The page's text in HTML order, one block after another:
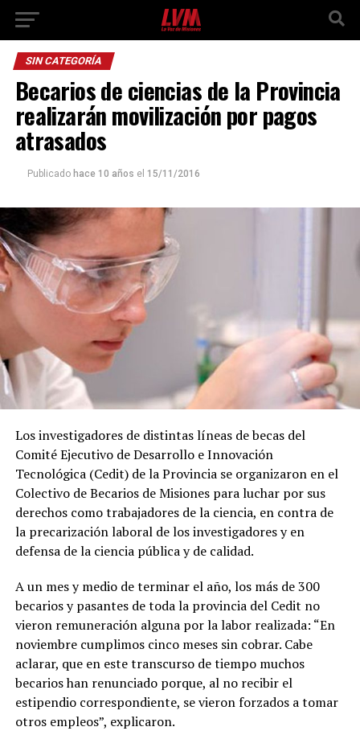
SIN CATEGORÍA
Becarios de ciencias de la Provincia
realizarán movilización por pagos
atrasados
Publicado hace 10 años el 15/11/2016
Los investigadores de distintas líneas de becas del
Comité Ejecutivo de Desarrollo e Innovación
Tecnológica (Cedit) de la Provincia se organizaron en el
Colectivo de Becarios de Misiones para luchar por sus
derechos como trabajadores de la ciencia, en contra de
la precarización laboral de los investigadores y en
defensa de la ciencia pública y de calidad.
A un mes y medio de terminar el año, los más de 300
becarios y pasantes de toda la provincia del Cedit no
vieron remuneración alguna por la labor realizada: “En
noviembre cumplimos cinco meses sin cobrar. Cabe
aclarar, que en este transcurso de tiempo muchos
becarios han renunciado porque, al no recibir el
estipendio correspondiente, se vieron forzados a tomar
otros empleos”, explicaron.